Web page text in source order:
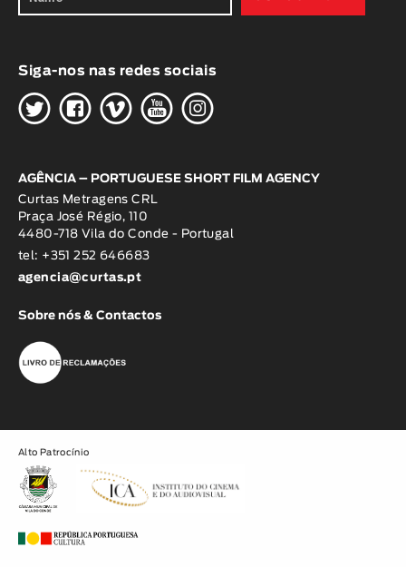
Siga-nos nas redes sociais
HGWOK
AGÊNCIA – PORTUGUESE SHORT FILM AGENCY
Curtas Metragens CRL
Praça José Régio, 110
4480-718 Vila do Conde - Portugal
tel: +351 252 646683
agencia@curtas.pt
Sobre nós & Contactos
Alto Patrocínio